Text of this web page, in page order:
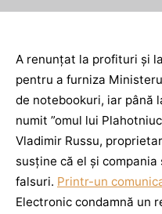
A renunțat la profituri și
pentru a furniza
de notebookuri, iar până
numit ”omul lui
Vladimir Russu,
susține că el și
falsuri. Printr-un
Electronic condamnă un